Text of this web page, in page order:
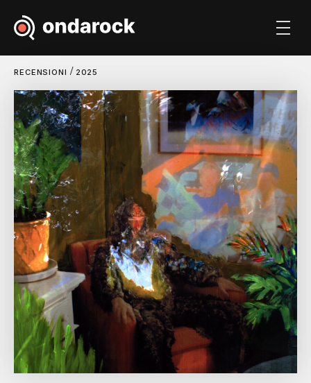
RECENSIONI / 2025